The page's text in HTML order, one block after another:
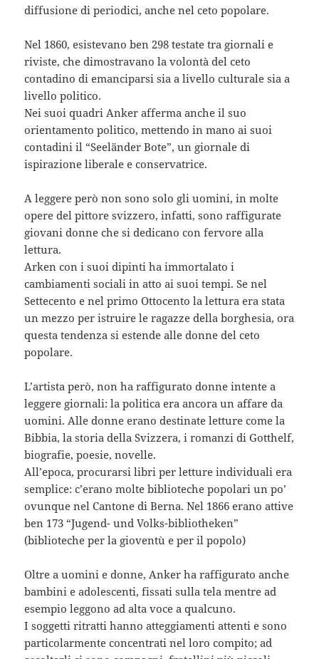
diffusione di periodici, anche nel ceto popolare.
Nel 1860, esistevano ben 298 testate tra giornali e
riviste, che dimostravano la volontà del ceto
contadino di emanciparsi sia a livello culturale sia a
livello politico.
Nei suoi quadri Anker afferma anche il suo
orientamento politico, mettendo in mano ai suoi
contadini il “Seeländer Bote”, un giornale di
ispirazione liberale e conservatrice.
A leggere però non sono solo gli uomini, in molte
opere del pittore svizzero, infatti, sono raffigurate
giovani donne che si dedicano con fervore alla
lettura.
Arken con i suoi dipinti ha immortalato i
cambiamenti sociali in atto ai suoi tempi. Se nel
Settecento e nel primo Ottocento la lettura era stata
un mezzo per istruire le ragazze della borghesia, ora
questa tendenza si estende alle donne del ceto
popolare.
L’artista però, non ha raffigurato donne intente a
leggere giornali: la politica era ancora un affare da
uomini. Alle donne erano destinate letture come la
Bibbia, la storia della Svizzera, i romanzi di Gotthelf,
biografie, poesie, novelle.
All’epoca, procurarsi libri per letture individuali era
semplice: c’erano molte biblioteche popolari un po’
ovunque nel Cantone di Berna. Nel 1866 erano attive
ben 173 “Jugend- und Volks-bibliotheken”
(biblioteche per la gioventù e per il popolo)
Oltre a uomini e donne, Anker ha raffigurato anche
bambini e adolescenti, fissati sulla tela mentre ad
esempio leggono ad alta voce a qualcuno.
I soggetti ritratti hanno atteggiamenti attenti e sono
particolarmente concentrati nel loro compito; ad